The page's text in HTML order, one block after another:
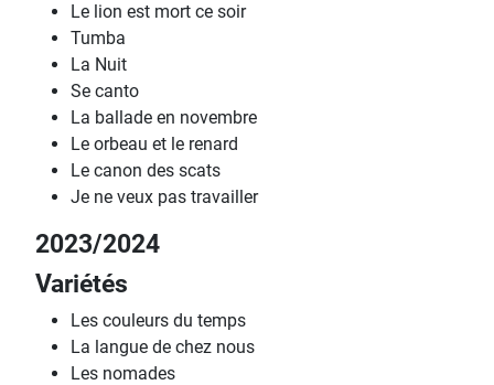
Le lion est mort ce soir
Tumba
La Nuit
Se canto
La ballade en novembre
Le orbeau et le renard
Le canon des scats
Je ne veux pas travailler
2023/2024
Variétés
Les couleurs du temps
La langue de chez nous
Les nomades